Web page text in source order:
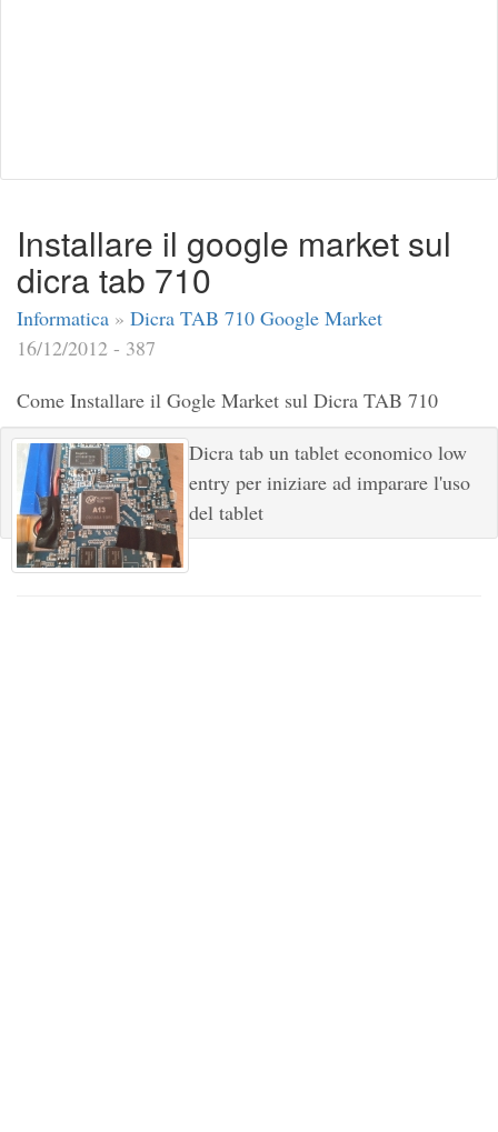
Installare il google market sul
dicra tab 710
Informatica » Dicra TAB 710 Google Market
16/12/2012 - 387
Come Installare il Gogle Market sul Dicra TAB 710
Dicra tab un tablet economico low
entry per iniziare ad imparare l'uso
del tablet